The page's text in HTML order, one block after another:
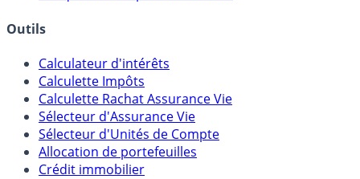
Outils
Calculateur d'intérêts
Calculette Impôts
Calculette Rachat Assurance Vie
Sélecteur d'Assurance Vie
Sélecteur d'Unités de Compte
Allocation de portefeuilles
Crédit immobilier